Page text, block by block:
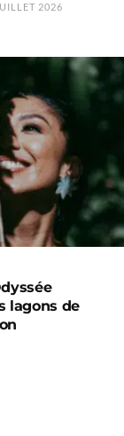
2026
lagons de